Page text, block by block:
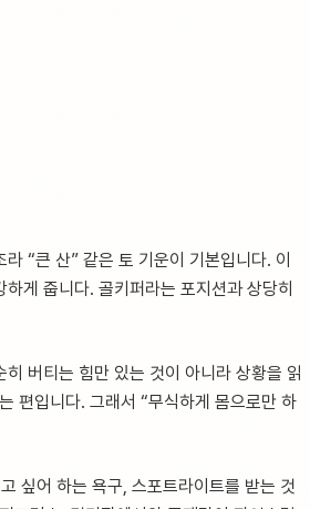
“큰 산” 같은 토 기운이 기본입니다. 이
게 줍니다. 골키퍼라는 포지션과 상당히
버티는 힘만 있는 것이 아니라 상황을 읽
편입니다. 그래서 “무식하게 몸으로만 하
싶어 하는 욕구, 스포트라이트를 받는 것